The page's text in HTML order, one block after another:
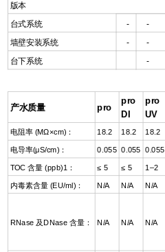
版本
台式系统 - -
墙壁安装系统 - -
台下系统 -
产水质量 pro
pro
DI
pro
UV
电阻率 (MΩ×cm)： 18.2 18.2 18.2
电导率(μS/cm)： 0.055 0.055 0.055
TOC 含量 (ppb)1： ≤ 5 ≤ 5 1–2
内毒素含量 (EU/ml)： N/A N/A N/A
RNase 及DNase 含量： N/A N/A N/A